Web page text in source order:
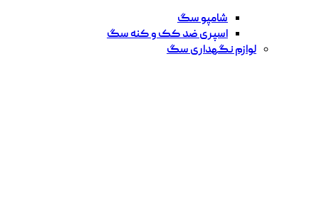
شامپو سگ
اسپری ضد کک و کنه سگ
لوازم نگهداری سگ